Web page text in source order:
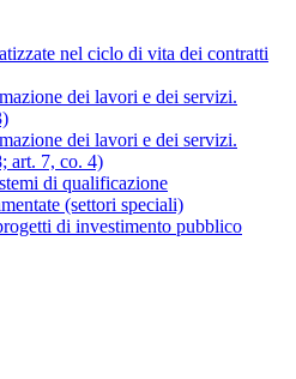
nel ciclo di vita dei contratti
dei lavori e dei servizi.
dei lavori e dei servizi.
art. 7, co. 4)
di qualificazione
(settori speciali)
di investimento pubblico